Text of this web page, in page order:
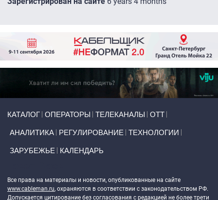
КАТАЛОГ ОПЕРАТОРЫ ТЕЛЕКАНАЛЫ ОТТ
АНАЛИТИКА РЕГУЛИРОВАНИЕ ТЕХНОЛОГИИ
ЗАРУБЕЖЬЕ КАЛЕНДАРЬ
Все права на материалы и новости, опубликованные на сайте
www.cableman.ru, охраняются в соответствии с законодательством РФ.
Допускается цитирование без согласования с редакцией не более трети